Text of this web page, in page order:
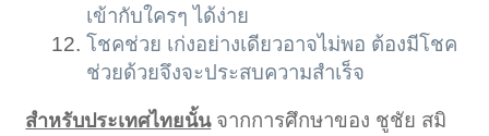
เข้ากับใครๆ ได้ง่าย
โชคช่วย เก่งอย่างเดียวอาจไม่พอ ต้องมีโชค
ช่วยด้วยจึงจะประสบความสำเร็จ
สำหรับประเทศไทยนั้นจากการศึกษาของ ชูชัย สมิ